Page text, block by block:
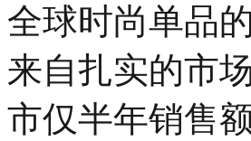
全球时尚单品
来自扎实的市
市仅半年销售